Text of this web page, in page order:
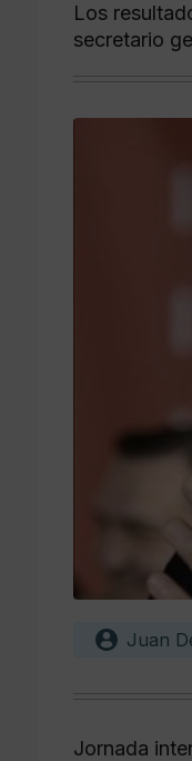
Los
secretario
Juan
Jornada